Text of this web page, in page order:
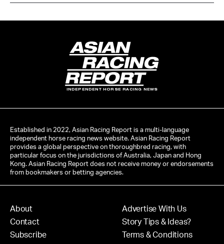
INDEPENDENT HORSE RACING NEWS
Established in 2022, Asian Racing Report is a multi-language
independent horse racing news website. Asian Racing Report
provides a global perspective on thoroughbred racing, with
particular focus on the jurisdictions of Australia, Japan and Hong
Kong. Asian Racing Report does not receive money or endorsements
from bookmakers or betting agencies.
About
Contact
Subscribe
Advertise With Us
Story Tips & Ideas?
Terms & Conditions